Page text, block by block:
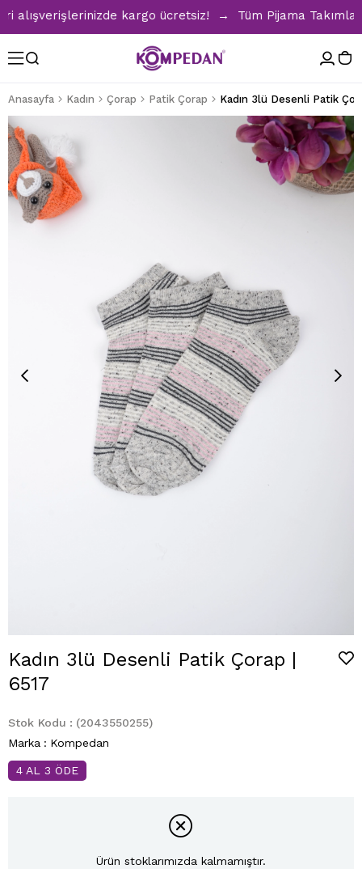
kargo ücretsiz! → Tüm Pijama
Anasayfa Kadın Çorap Patik Çorap Kadın 3lü Desenli Patik
Kadın 3lü Desenli Patik Çorap |
6517
Stok Kodu
(2043550255)
Marka : Kompedan
4 AL 3 ÖDE
Ürün stoklarımızda kalmamıştır.